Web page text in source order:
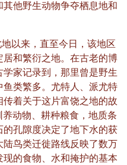
他野生动物争夺栖息地和
以来，直至今日，该地区
和繁衍之地。在古老的博
家记录到，那里曾是野生
类繁多。尤特人、派尤特
着关于这片富饶之地的故
动物、耕种粮食，地质条
孔隙度决定了地下水的获
鸟类迁徙路线反映了数万
的食物、水和掩护的基本